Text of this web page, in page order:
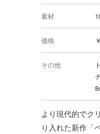
素材
価格
その他
より現代的でク
り入れた新作「